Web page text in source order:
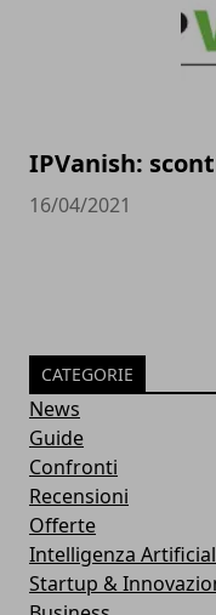
IPVanish:
16/04/2021
CATEGORIE
News
Guide
Confronti
Recensioni
Offerte
Intelligenza
Startup &